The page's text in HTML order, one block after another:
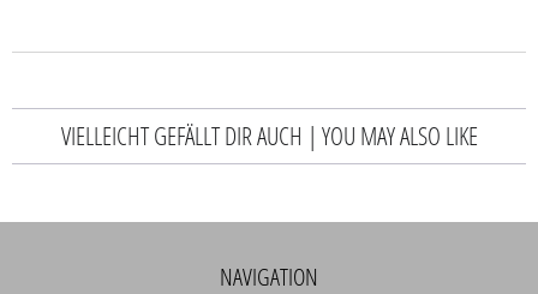
VIELLEICHT GEFÄLLT DIR AUCH | YOU MAY ALSO LIKE
NAVIGATION